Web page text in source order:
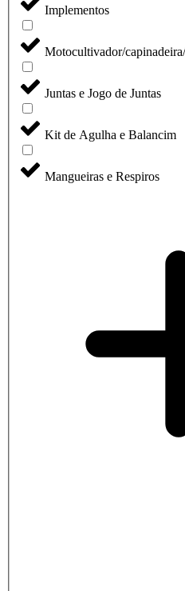
Implementos
Motocultivador/
Juntas e Jogo de Juntas
Kit de Agulha e Balancim
Mangueiras e Respiros